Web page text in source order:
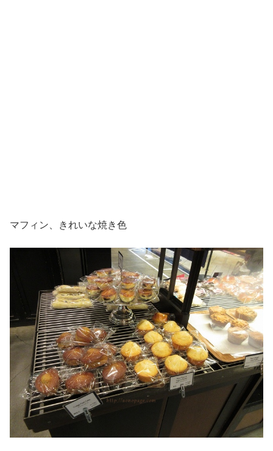
マフィン、きれいな焼き色